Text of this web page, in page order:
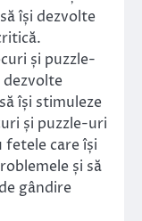
își dezvolte
și puzzle-
dezvolte
își stimuleze
și puzzle-uri
care își
și să
gândire